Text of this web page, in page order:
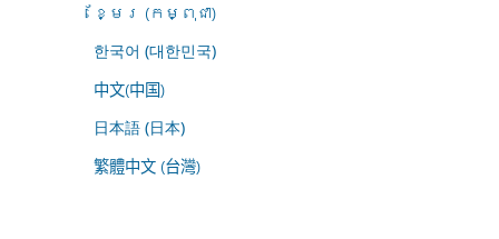
ខ្មែរ (កម្ពុជា)
한국어 (대한민국)
中文(中国)
日本語 (日本)
繁體中文 (台灣)